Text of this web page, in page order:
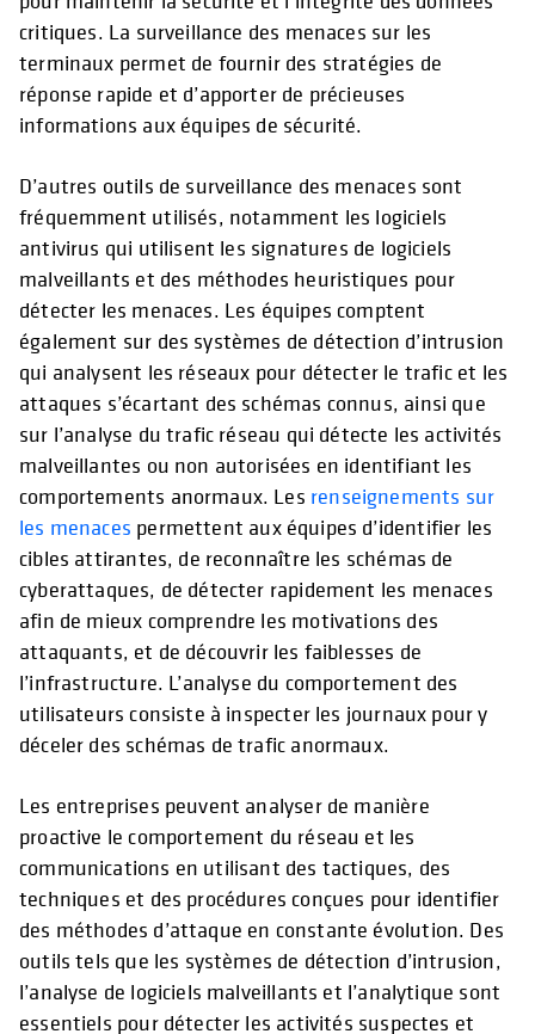
critiques. La surveillance des menaces sur les
terminaux permet de fournir des stratégies de
réponse rapide et d’apporter de précieuses
informations aux équipes de sécurité.
D’autres outils de surveillance des menaces sont
fréquemment utilisés, notamment les logiciels
antivirus qui utilisent les signatures de logiciels
malveillants et des méthodes heuristiques pour
détecter les menaces. Les équipes comptent
également sur des systèmes de détection d’intrusion
qui analysent les réseaux pour détecter le trafic et les
attaques s’écartant des schémas connus, ainsi que
sur l’analyse du trafic réseau qui détecte les activités
malveillantes ou non autorisées en identifiant les
comportements anormaux. Les renseignements sur
les menaces permettent aux équipes d’identifier les
cibles attirantes, de reconnaître les schémas de
cyberattaques, de détecter rapidement les menaces
afin de mieux comprendre les motivations des
attaquants, et de découvrir les faiblesses de
l’infrastructure. L’analyse du comportement des
utilisateurs consiste à inspecter les journaux pour y
déceler des schémas de trafic anormaux.
Les entreprises peuvent analyser de manière
proactive le comportement du réseau et les
communications en utilisant des tactiques, des
techniques et des procédures conçues pour identifier
des méthodes d’attaque en constante évolution. Des
outils tels que les systèmes de détection d’intrusion,
l’analyse de logiciels malveillants et l’analytique sont
essentiels pour détecter les activités suspectes et